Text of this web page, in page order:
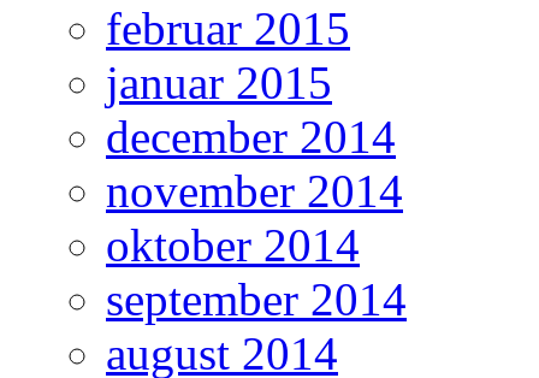
februar 2015
januar 2015
december 2014
november 2014
oktober 2014
september 2014
august 2014